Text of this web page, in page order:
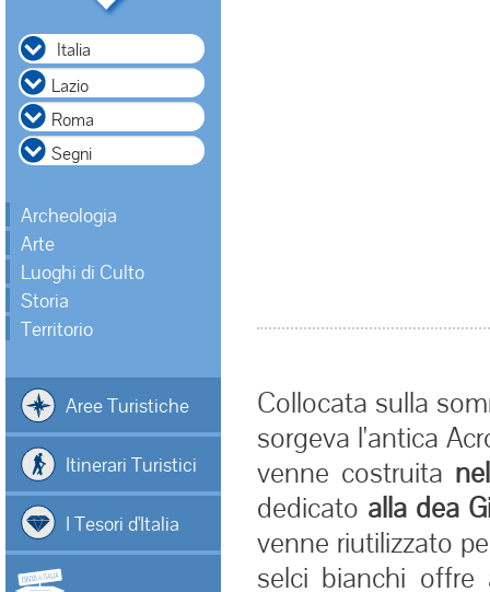
Italia
Archeologia
Arte
Luoghi di Culto
Storia
Territorio
Aree Turistiche
Itinerari Turistici
I Tesori d'Italia
Collocata sulla
sorgeva l'antica
venne costruita
dedicato alla dea
venne riutilizzato
selci bianchi